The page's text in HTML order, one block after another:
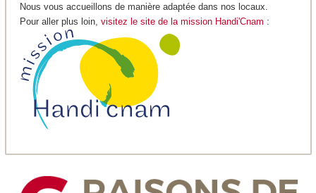
Nous vous accueillons de manière adaptée dans nos locaux.
Pour aller plus loin, visitez le site de la mission Handi'Cnam :